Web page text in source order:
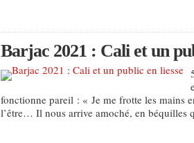
Barjac 2021 : Cali et un
fonctionne pareil : « Je me frotte les mains
l’être… Il nous arrive amoché, en béquilles